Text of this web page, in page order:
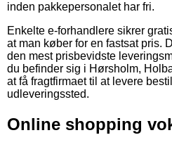
inden pakkepersonalet har fri.
Enkelte e-forhandlere sikrer
at man køber for en fastsat pris.
den mest prisbevidste
du befinder sig i Hørsholm,
at få fragtfirmaet til at levere
udleveringssted.
Online shopping